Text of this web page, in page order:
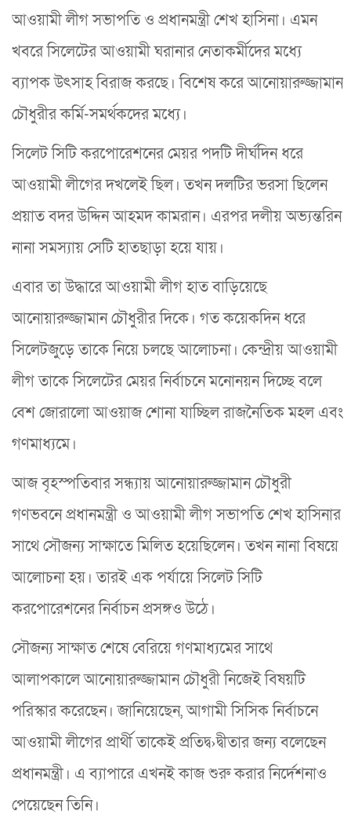
আওয়ামী লীগ সভাপতি ও প্রধানমন্ত্রী শেখ হাসিনা। এমন
খবরে সিলেটের আওয়ামী ঘরানার নেতাকর্মীদের মধ্যে
ব্যাপক উৎসাহ বিরাজ করছে। বিশেষ করে আনোয়ারুজ্জামান
চৌধুরীর কর্মি-সমর্থকদের মধ্যে।
সিলেট সিটি করপোরেশনের মেয়র পদটি দীর্ঘদিন ধরে
আওয়ামী লীগের দখলেই ছিল। তখন দলটির ভরসা ছিলেন
প্রয়াত বদর উদ্দিন আহমদ কামরান। এরপর দলীয় অভ্যন্তরিন
নানা সমস্যায় সেটি হাতছাড়া হয়ে যায়।
এবার তা উদ্ধারে আওয়ামী লীগ হাত বাড়িয়েছে
আনোয়ারুজ্জামান চৌধুরীর দিকে। গত কয়েকদিন ধরে
সিলেটজুড়ে তাকে নিয়ে চলছে আলোচনা। কেন্দ্রীয় আওয়ামী
লীগ তাকে সিলেটের মেয়র নির্বাচনে মনোনয়ন দিচ্ছে বলে
বেশ জোরালো আওয়াজ শোনা যাচ্ছিল রাজনৈতিক মহল এবং
গণমাধ্যমে।
আজ বৃহস্পতিবার সন্ধ্যায় আনোয়ারুজ্জামান চৌধুরী
গণভবনে প্রধানমন্ত্রী ও আওয়ামী লীগ সভাপতি শেখ হাসিনার
সাথে সৌজন্য সাক্ষাতে মিলিত হয়েছিলেন। তখন নানা বিষয়ে
আলোচনা হয়। তারই এক পর্যায়ে সিলেট সিটি
করপোরেশনের নির্বাচন প্রসঙ্গও উঠে।
সৌজন্য সাক্ষাত শেষে বেরিয়ে গণমাধ্যমের সাথে
আলাপকালে আনোয়ারুজ্জামান চৌধুরী নিজেই বিষয়টি
পরিস্কার করেছেন। জানিয়েছেন, আগামী সিসিক নির্বাচনে
আওয়ামী লীগের প্রার্থী তাকেই প্রতিদ্ব›দ্বীতার জন্য বলেছেন
প্রধানমন্ত্রী। এ ব্যাপারে এখনই কাজ শুরু করার নির্দেশনাও
পেয়েছেন তিনি।